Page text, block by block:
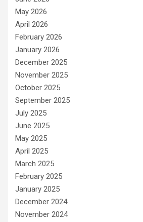
May 2026
April 2026
February 2026
January 2026
December 2025
November 2025
October 2025
September 2025
July 2025
June 2025
May 2025
April 2025
March 2025
February 2025
January 2025
December 2024
November 2024